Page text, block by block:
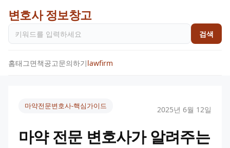
변호사 정보창고
검색
홈태그면책공고문의하기lawfirm
마약전문변호사-핵심가이드 2025년 6월 12일
마약 전문 변호사가 알려주는